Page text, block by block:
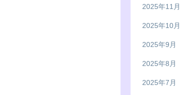
2025年11月
2025年10月
2025年9月
2025年8月
2025年7月